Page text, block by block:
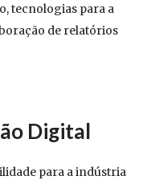
tecnologias para a
de relatórios
Digital
para a indústria